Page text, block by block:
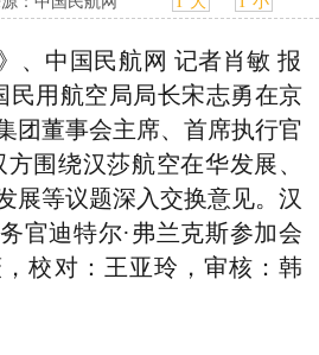
、中国民航网 记者肖敏 报
民用航空局局长宋志勇在京
团董事会主席、首席执行官
围绕汉莎航空在华发展、
展等议题深入交换意见。汉
官迪特尔·弗兰克斯参加会
校对：王亚玲，审核：韩